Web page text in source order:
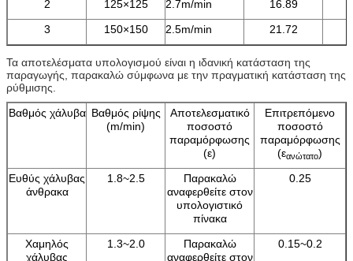
2 125×125 2.7m/min 16.89
3
150×150 2.5m/min 21.72
Τα αποτελέσματα υπολογισμού είναι η ιδανική κατάσταση της
παραγωγής, παρακαλώ σύμφωνα με την πραγματική κατάσταση της
ρύθμισης.
Βαθμός χάλυβα Βαθμός ρίψης
(m/min)
Αποτελεσματικό
ποσοστό
παραμόρφωσης
(ε)
Επιτρεπόμενο
ποσοστό
παραμόρφωσης
(εανώτατο)
Ευθύς χάλυβας
άνθρακα
1.8~2.5
Παρακαλώ
αναφερθείτε στον
υπολογιστικό
πίνακα
0.25
Χαμηλός
χάλυβας
1.3~2.0
Παρακαλώ
αναφερθείτε στον
0.15~0.2